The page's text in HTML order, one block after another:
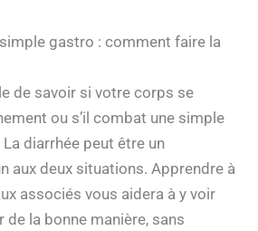
gastro : comment faire la
de savoir si votre corps se
ou s’il combat une simple
diarrhée peut être un
aux deux situations. Apprendre à
associés vous aidera à y voir
de la bonne manière, sans